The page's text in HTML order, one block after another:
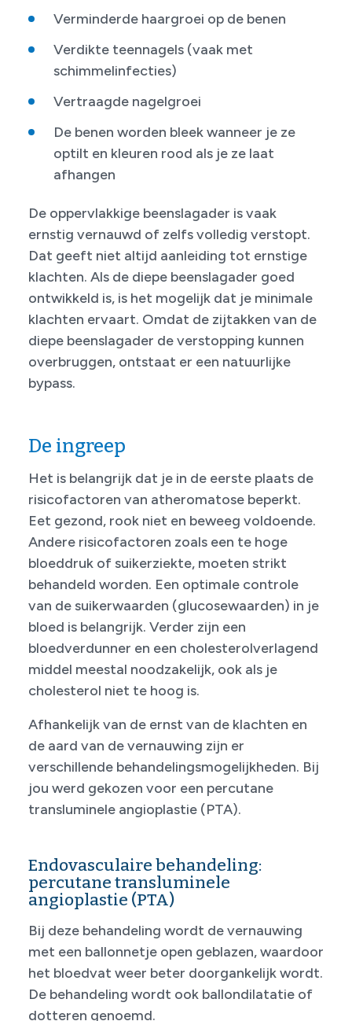
Verminderde haargroei op de benen
Verdikte teennagels (vaak met
schimmelinfecties)
Vertraagde nagelgroei
De benen worden bleek wanneer je ze
optilt en kleuren rood als je ze laat
afhangen
De oppervlakkige beenslagader is vaak
ernstig vernauwd of zelfs volledig verstopt.
Dat geeft niet altijd aanleiding tot ernstige
klachten. Als de diepe beenslagader goed
ontwikkeld is, is het mogelijk dat je minimale
klachten ervaart. Omdat de zijtakken van de
diepe beenslagader de verstopping kunnen
overbruggen, ontstaat er een natuurlijke
bypass.
De ingreep
Het is belangrijk dat je in de eerste plaats de
risicofactoren van atheromatose beperkt.
Eet gezond, rook niet en beweeg voldoende.
Andere risicofactoren zoals een te hoge
bloeddruk of suikerziekte, moeten strikt
behandeld worden. Een optimale controle
van de suikerwaarden (glucosewaarden) in je
bloed is belangrijk. Verder zijn een
bloedverdunner en een cholesterolverlagend
middel meestal noodzakelijk, ook als je
cholesterol niet te hoog is.
Afhankelijk van de ernst van de klachten en
de aard van de vernauwing zijn er
verschillende behandelingsmogelijkheden. Bij
jou werd gekozen voor een percutane
transluminele angioplastie (PTA).
Endovasculaire behandeling:
percutane transluminele
angioplastie (PTA)
Bij deze behandeling wordt de vernauwing
met een ballonnetje open geblazen, waardoor
het bloedvat weer beter doorgankelijk wordt.
De behandeling wordt ook ballondilatatie of
dotteren genoemd.